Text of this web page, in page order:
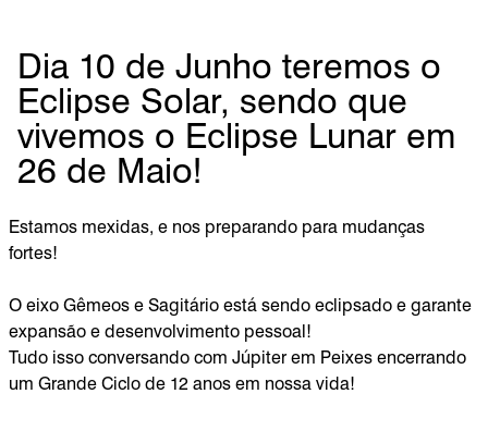
Dia 10 de Junho teremos o
Eclipse Solar, sendo que
vivemos o Eclipse Lunar em
26 de Maio!
Estamos mexidas, e nos preparando para mudanças
fortes!
O eixo Gêmeos e Sagitário está sendo eclipsado e garante
expansão e desenvolvimento pessoal!
Tudo isso conversando com Júpiter em Peixes encerrando
um Grande Ciclo de 12 anos em nossa vida!